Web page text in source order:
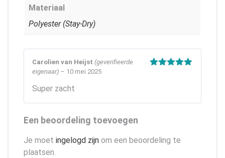
Materiaal
Polyester (Stay-Dry)
Carolien van Heijst (geverifieerde
eigenaar) – 10 mei 2025
Super zacht
Een beoordeling toevoegen
Je moet ingelogd zijn om een beoordeling te
plaatsen.